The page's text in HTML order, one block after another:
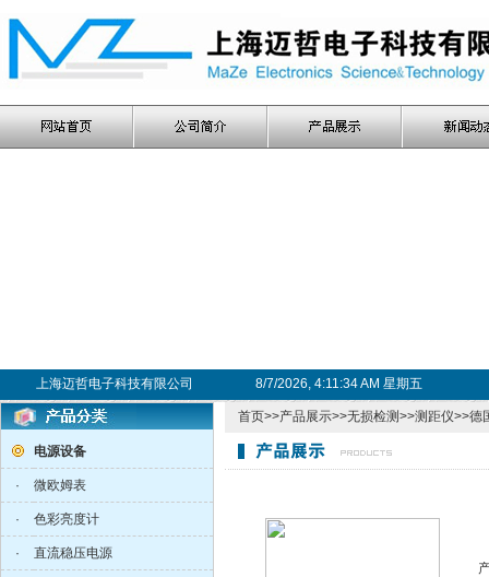
上海迈哲电子科技有限公司 8/7/2026, 4:11:34 AM 星期五
电源设备
· 微欧姆表
· 色彩亮度计
· 直流稳压电源
首页>>产品展示>>无损检测>>测距仪>>德